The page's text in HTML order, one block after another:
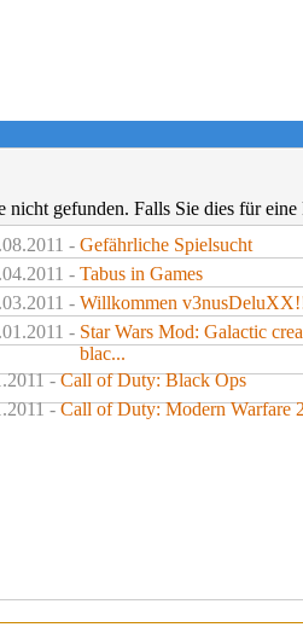
gefunden. Falls Sie dies für
- Gefährliche Spielsucht
- Tabus in Games
- Willkommen
- Star Wars Mod: Galactic
blac...
- Call of Duty: Black Ops
- Call of Duty: Modern Warfare